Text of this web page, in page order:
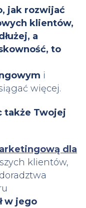
jak rozwijać
klientów,
a
to
i
więcej.
także Twojej
dla
klientów,
w jego